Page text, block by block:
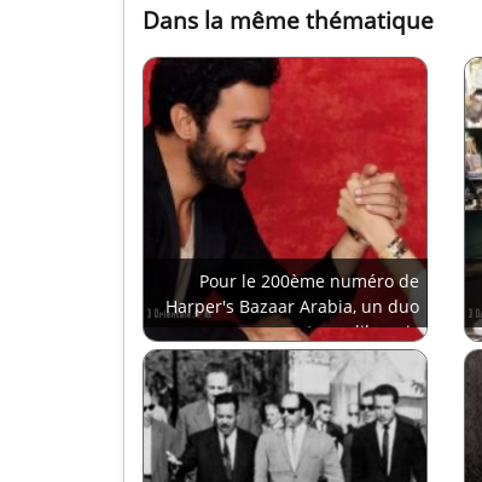
Dans la même thématique
Pour le 200ème numéro de
Harper's Bazaar Arabia, un duo
turco-libanais